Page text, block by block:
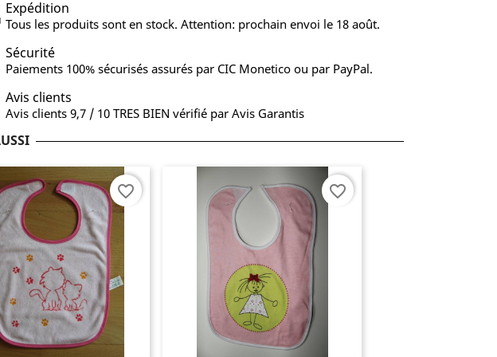
Expédition
Tous les produits sont en stock. Attention: prochain envoi le 18 août.
Sécurité
Paiements 100% sécurisés assurés par CIC Monetico ou par PayPal.
Avis clients
Avis clients 9,7 / 10 TRES BIEN vérifié par Avis Garantis
favorite_border favorite_border